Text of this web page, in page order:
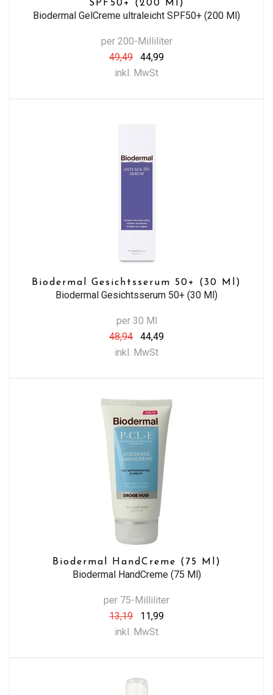
SPF50+ (200 Ml)
Biodermal GelCreme ultraleicht SPF50+ (200 Ml)
per 200-Milliliter
49,49
44,99
inkl. MwSt
Biodermal Gesichtsserum 50+ (30 Ml)
Biodermal Gesichtsserum 50+ (30 Ml)
per 30 Ml
48,94
44,49
inkl. MwSt
Biodermal HandCreme (75 Ml)
Biodermal HandCreme (75 Ml)
per 75-Milliliter
13,19
11,99
inkl. MwSt